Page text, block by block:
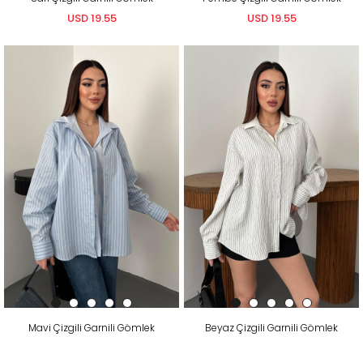
USD 19.55 USD 19.55
Mavi Çizgili Garnili Gömlek Beyaz Çizgili Garnili Gömlek